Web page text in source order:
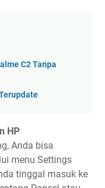
C2 Tanpa
HP
Anda bisa
menu Settings
tinggal masuk ke